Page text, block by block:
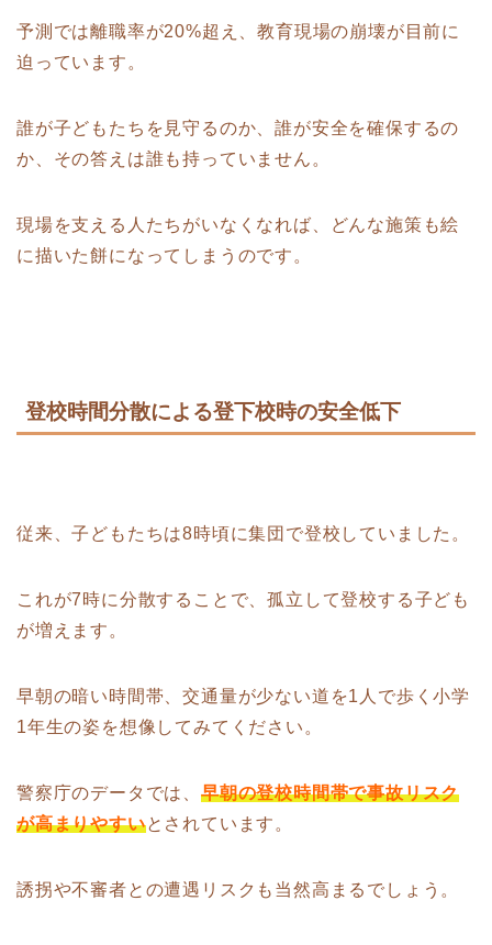
予測では離職率が20%超え、教育現場の崩壊が目前に
迫っています。
誰が子どもたちを見守るのか、誰が安全を確保するの
か、その答えは誰も持っていません。
現場を支える人たちがいなくなれば、どんな施策も絵
に描いた餅になってしまうのです。
登校時間分散による登下校時の安全低下
従来、子どもたちは8時頃に集団で登校していました。
これが7時に分散することで、孤立して登校する子ども
が増えます。
早朝の暗い時間帯、交通量が少ない道を1人で歩く小学
1年生の姿を想像してみてください。
警察庁のデータでは、 早朝の登校時間帯で事故リスク
が高まりやすいとされています。
誘拐や不審者との遭遇リスクも当然高まるでしょう。